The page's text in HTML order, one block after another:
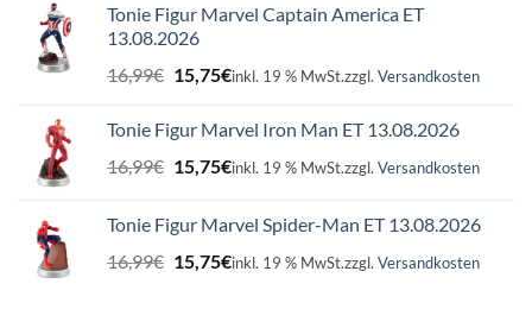
Tonie Figur Marvel Captain America ET
13.08.2026
16,99€ Ursprünglicher
Preis
16,99€
15,75€Aktueller
15,75€.
inkl. 19 % MwSt.zzgl. Versandkosten
Tonie Figur Marvel Iron Man ET 13.08.2026
16,99€ Ursprünglicher
Preis
16,99€
15,75€Aktueller
15,75€.
inkl. 19 % MwSt.zzgl. Versandkosten
Tonie Figur Marvel Spider-Man ET 13.08.2026
16,99€ Ursprünglicher
Preis
15,75€Aktueller
inkl. 19 % MwSt.zzgl. Versandkosten